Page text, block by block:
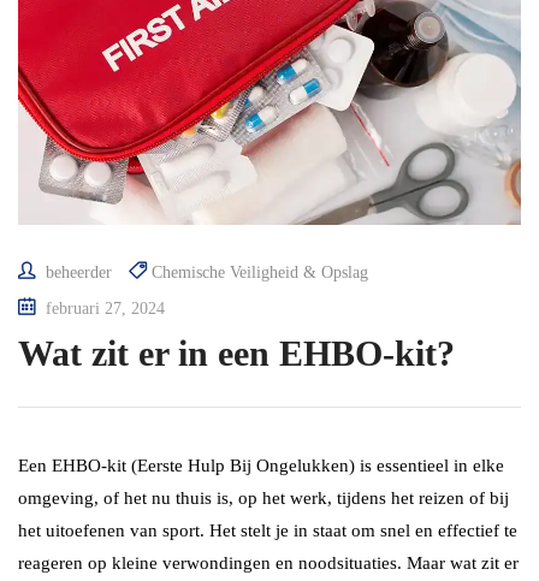
beheerder
Chemische Veiligheid & Opslag
februari 27, 2024
Wat zit er in een EHBO-kit?
Een EHBO-kit (Eerste Hulp Bij Ongelukken) is essentieel in elke
omgeving, of het nu thuis is, op het werk, tijdens het reizen of bij
het uitoefenen van sport. Het stelt je in staat om snel en effectief te
reageren op kleine verwondingen en noodsituaties. Maar wat zit er